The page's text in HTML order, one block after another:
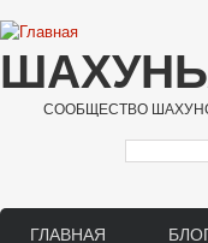
Перейти к основному
СООБЩЕСТВО
ГЛАВНАЯ